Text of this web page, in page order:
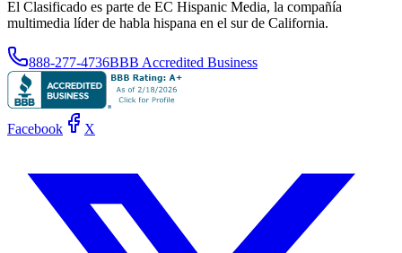
El Clasificado es parte de EC Hispanic Media, la compañía
multimedia líder de habla hispana en el sur de California.
888-277-4736BBB Accredited Business
Facebook X